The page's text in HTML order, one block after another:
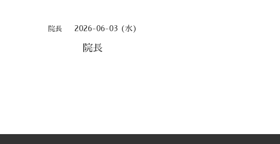
院長 2026-06-03 (水)
院長